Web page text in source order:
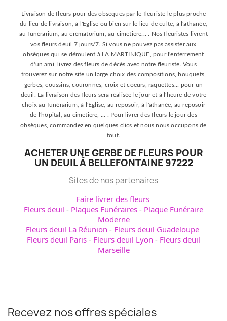
Livraison de fleurs pour des obsèques par le fleuriste le plus proche
du lieu de livraison, à l'Eglise ou bien sur le lieu de culte, à l'athanée,
au funérarium, au crématorium, au cimetière... . Nos fleuristes livrent
vos fleurs deuil 7 jours/7. Si vous ne pouvez pas assister aux
obsèques qui se déroulent à LA MARTINIQUE, pour l'enterrement
d'un ami, livrez des fleurs de décès avec notre fleuriste. Vous
trouverez sur notre site un large choix des compositions, bouquets,
gerbes, coussins, couronnes, croix et coeurs, raquettes... pour un
deuil. La livraison des fleurs sera réalisée le jour et à l'heure de votre
choix au funérarium, à l'Eglise, au reposoir, à l'athanée, au reposoir
de l'hôpital, au cimetière, ... . Pour livrer des fleurs le jour des
obsèques, commandez en quelques clics et nous nous occupons de
tout.
ACHETER UNE GERBE DE FLEURS POUR
UN DEUIL À BELLEFONTAINE 97222
Sites de nos partenaires
Faire livrer des fleurs
Fleurs deuil - Plaques Funéraires - Plaque Funéraire
Moderne
Fleurs deuil La Réunion - Fleurs deuil Guadeloupe
Fleurs deuil Paris - Fleurs deuil Lyon - Fleurs deuil
Marseille
Recevez nos offres spéciales